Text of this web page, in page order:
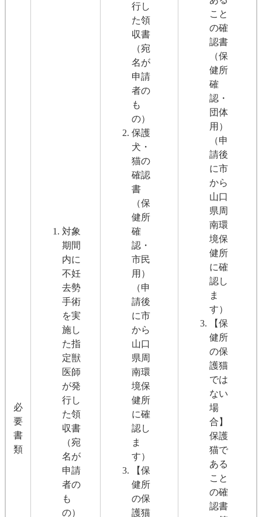
必
要
書
類
対象
期間
内に
不妊
去勢
手術
を実
施し
た指
定獣
医師
が発
行し
た領
収書
（宛
名が
申請
者の
も
の）
行し
た領
収書
（宛
名が
申請
者の
も
の）
保護
犬・
猫の
確認
書
（保
健所
確
認・
市民
用）
（申
請後
に市
から
山口
県周
南環
境保
健所
に確
認し
ま
す）
【保
健所
の保
護猫
こと
の確
認書
（保
健所
確
認・
団体
用）
（申
請後
に市
から
山口
県周
南環
境保
健所
に確
認し
ま
す）
【保
健所
の保
護猫
では
ない
場
合】
保護
猫で
ある
こと
の確
認書